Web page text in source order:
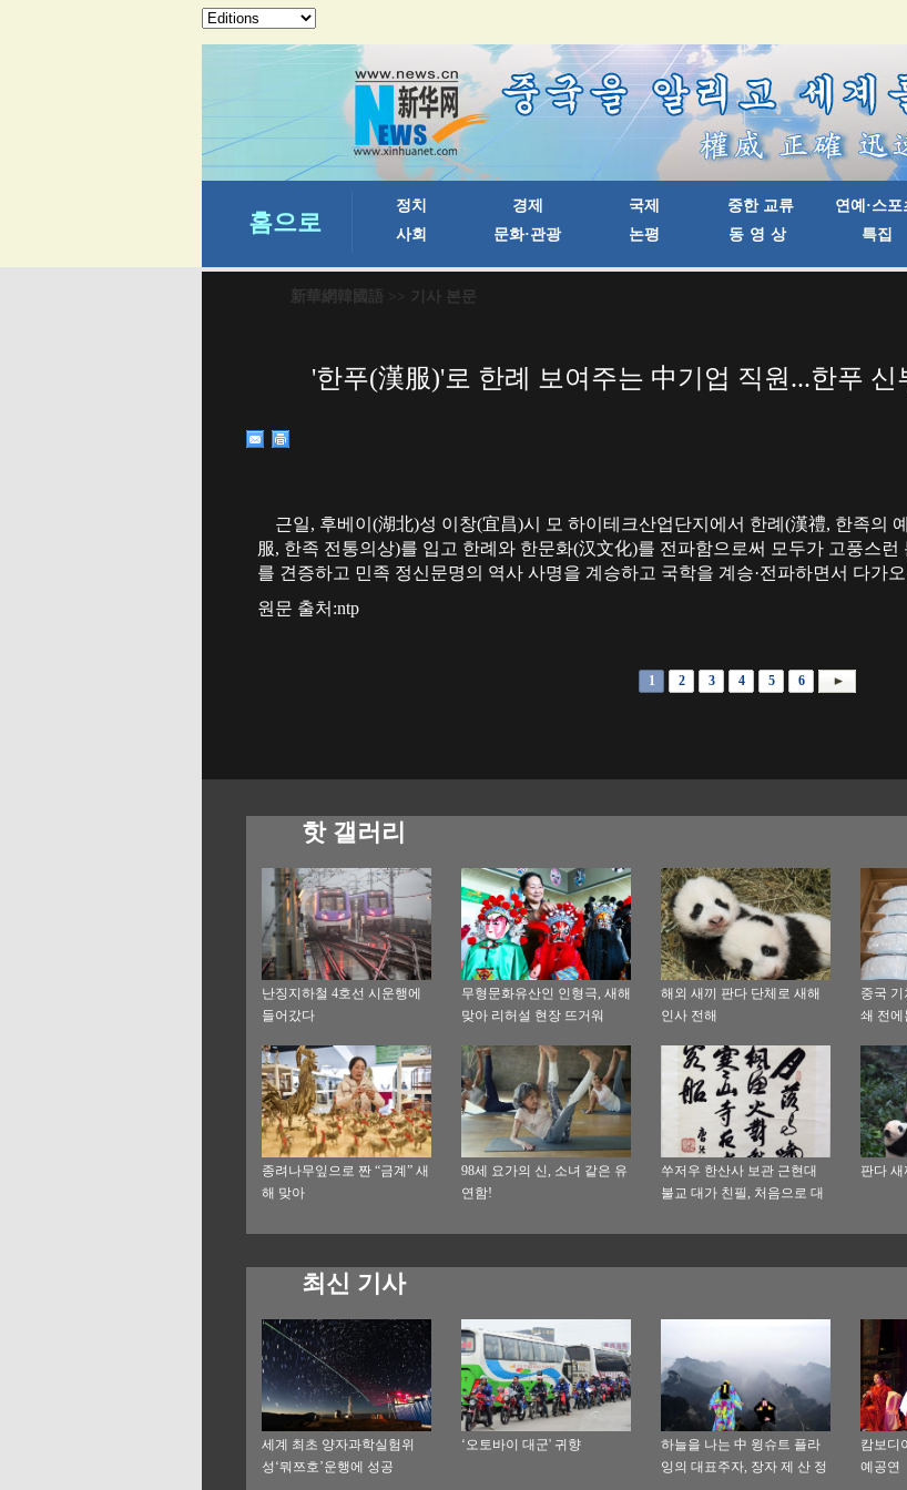
新華網韓國語 >> 기사 본문
'한푸(漢服)'로 한례 보여주는 中기업 직원...한푸
근일, 후베이(湖北)성 이창(宜昌)시 모 하이테크산업단지에서 한례(漢禮, 한족의
服, 한족 전통의상)를 입고 한례와 한문화(汉文化)를 전파함으로써 모두가 고풍스
를 견증하고 민족 정신문명의 역사 사명을 계승하고 국학을 계승·전파하면서 다가
원문 출처:ntp
1 2 3 4 5 6
핫 갤러리
난징지하철 4호선 시운행에
들어갔다
무형문화유산인 인형극, 새해
맞아 리허설 현장 뜨거워
해외 새끼 판다 단체로 새해
인사 전해
중국
쇄 전에
종려나무잎으로 짠 “금계” 새
해 맞아
98세 요가의 신, 소녀 같은 유
연함!
쑤저우 한산사 보관 근현대
불교 대가 친필, 처음으로 대
판다
최신 기사
세계 최초 양자과학실험위
성‘뭐쯔호’운행에 성공
‘오토바이 대군' 귀향
하늘을 나는 中 윙슈트 플라
잉의 대표주자, 장자 제 산 정
캄보디
예공연